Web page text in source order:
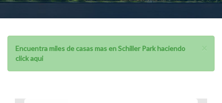
×
Encuentra miles de casas mas en Schiller Park haciendo
click aqui